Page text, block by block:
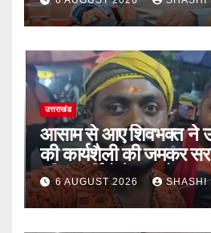
उत्तराखंड
आसाम से आए शिवभक्त ने
की कार्यशैली की जमकर
पुलिसकर्मियों के सहयोगात्मक
खुलकर प्रशंसा
6 AUGUST 2026 SHASHI